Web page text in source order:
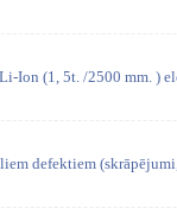
Ion (1, 5t. /2500 mm. )
defektiem